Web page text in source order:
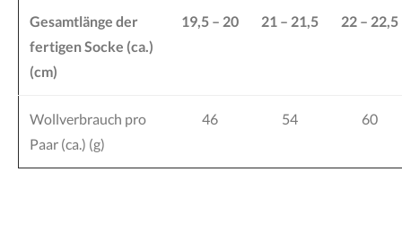
Gesamtlänge der
fertigen Socke (ca.)
(cm)
19,5 – 20 21 – 21,5 22 – 22,5
Wollverbrauch pro
Paar (ca.) (g)
46 54 60